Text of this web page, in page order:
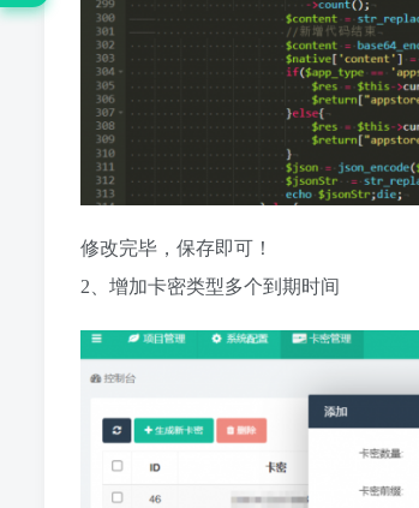
修改完毕，保存即可！
2、增加卡密类型多个到期时间